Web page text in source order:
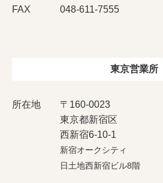
FAX
048-611-7555
東京営業所
所在地
〒160-0023
東京都新宿区
西新宿6-10-1
新宿オークシティ
日土地西新宿ビル8階